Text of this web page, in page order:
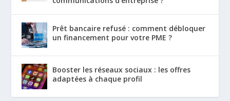
Prêt bancaire refusé : comment débloquer
un financement pour votre PME ?
Booster les réseaux sociaux : les offres
adaptées à chaque profil